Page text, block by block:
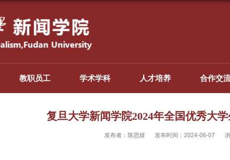
教职员工 学术学科 人才培养 合作交
复旦大学新闻学院2024年全国优秀大
发布者：陈思婧 发布时间：2024-06-07